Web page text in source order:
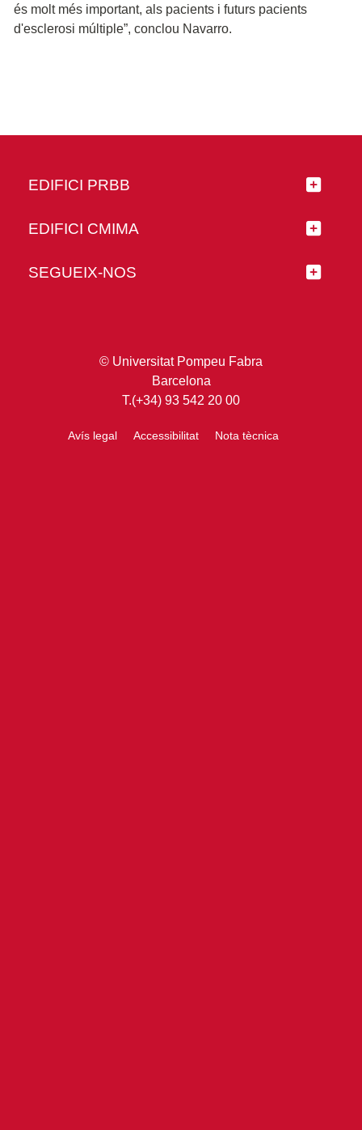
és molt més important, als pacients i futurs pacients
d'esclerosi múltiple”, conclou Navarro.
EDIFICI PRBB
EDIFICI CMIMA
SEGUEIX-NOS
© Universitat Pompeu Fabra
Barcelona
T.(+34) 93 542 20 00
Avís legal Accessibilitat Nota tècnica